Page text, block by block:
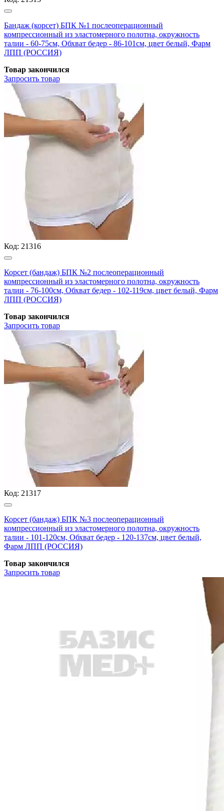
Бандаж (корсет) БПК №1 послеоперационный
компрессионный из эластомерного полотна, окружность
талии - 60-75см, Обхват бедер - 86-101см, цвет белый, Фарм
ЛПП (РОССИЯ)
Товар закончился
Запросить товар
Код: 21316
Корсет (бандаж) БПК №2 послеоперационный
компрессионный из эластомерного полотна, окружность
талии - 76-100см, Обхват бедер - 102-119см, цвет белый, Фарм
ЛПП (РОССИЯ)
Товар закончился
Запросить товар
Код: 21317
Корсет (бандаж) БПК №3 послеоперационный
компрессионный из эластомерного полотна, окружность
талии - 101-120см, Обхват бедер - 120-137см, цвет белый,
Фарм ЛПП (РОССИЯ)
Товар закончился
Запросить товар